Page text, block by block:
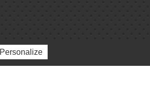
Personalize